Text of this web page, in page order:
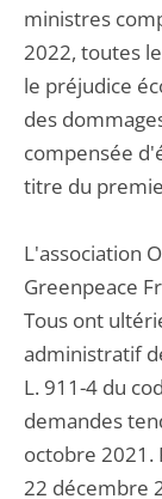
ministres
2022, toutes
le préjudice
des
compensée
titre du
L'association
Greenpeace
Tous ont
administratif
L. 911-4 du
demandes
octobre 2021.
22 décembre